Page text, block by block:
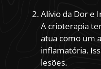
Alívio da Dor e
A crioterapia
atua como um
inflamatória.
lesões.